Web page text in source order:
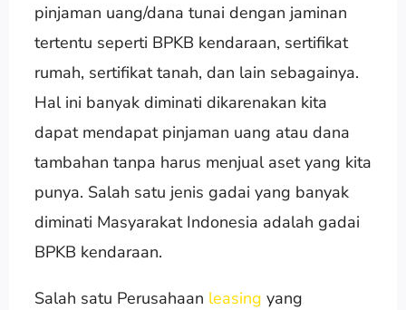
pinjaman uang/dana tunai dengan jaminan
tertentu seperti BPKB kendaraan, sertifikat
rumah, sertifikat tanah, dan lain sebagainya.
Hal ini banyak diminati dikarenakan kita
dapat mendapat pinjaman uang atau dana
tambahan tanpa harus menjual aset yang kita
punya. Salah satu jenis gadai yang banyak
diminati Masyarakat Indonesia adalah gadai
BPKB kendaraan.
Salah satu Perusahaan leasing yang